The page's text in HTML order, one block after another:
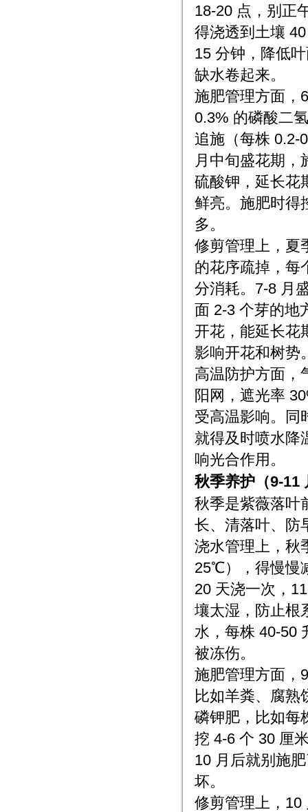
18-20 点，别正
得浇透到土壤
15 分钟，降低
缺水卷起来。
施肥管理方面，
0.3% 的磷酸二
追施（每株 0.2-
月中旬盛花期，
硫酸钾，延长
鲜亮。施肥时得
多。
修剪管理上，夏
的花序疏掉，每
分消耗。7-8 月
面 2-3 个芽的
开花，能延长花
影响开花和树势
高温防护方面，
阳网，遮光率
受高温影响。同
就得及时喷水
响光合作用。
秋季养护（9-11
秋季是紫薇落叶
长、清落叶、防
浇水管理上，秋
25℃），得慢慢
20 天浇一次，
壤太湿，防止根
水，每株 40-50
被冻伤。
施肥管理方面，
比如羊粪、腐熟
磷钾肥，比如
挖 4-6 个 30 厘
10 月后就别施
坏。
修剪管理上，10